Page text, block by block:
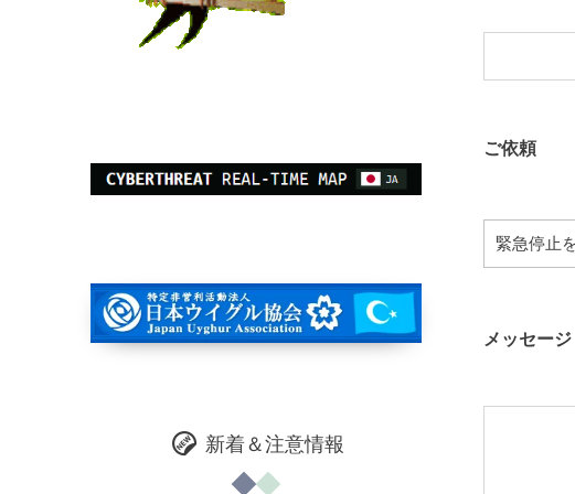
ご依頼
メッセージ
新着＆注意情報